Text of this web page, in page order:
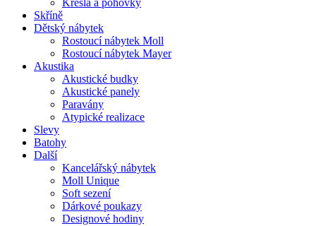
Křesla a pohovky
Skříně
Dětský nábytek
Rostoucí nábytek Moll
Rostoucí nábytek Mayer
Akustika
Akustické budky
Akustické panely
Paravány
Atypické realizace
Slevy
Batohy
Další
Kancelářský nábytek
Moll Unique
Soft sezení
Dárkové poukazy
Designové hodiny